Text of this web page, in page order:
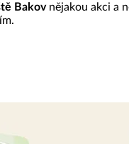
Bakovnějakou akci a